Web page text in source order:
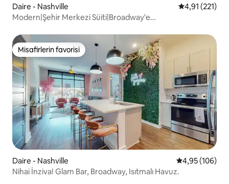
Daire - Nashville 5 üzerinden
4,91 (221)
Modern|Şehir Merkezi Süiti|Broadway'e
Misafirlerin favorisi
Misafirlerin favorisi
Daire - Nashville 5 üzerinden
4,95 (106)
Nihai İnziva! Glam Bar, Broadway, Isıtmalı Havuz.